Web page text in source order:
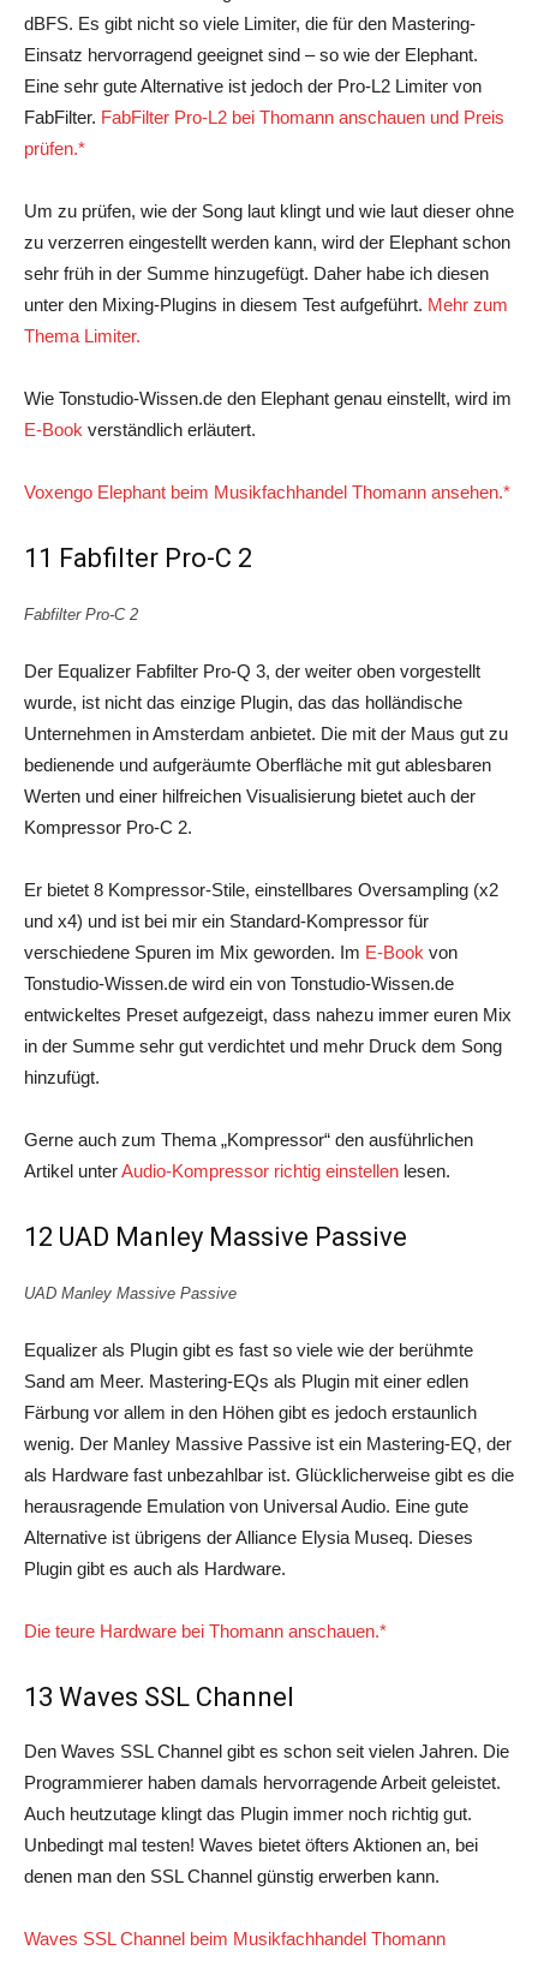
dBFS. Es gibt nicht so viele Limiter, die für den Mastering-
Einsatz hervorragend geeignet sind – so wie der Elephant.
Eine sehr gute Alternative ist jedoch der Pro-L2 Limiter von
FabFilter. FabFilter Pro-L2 bei Thomann anschauen und Preis
prüfen.*
Um zu prüfen, wie der Song laut klingt und wie laut dieser ohne
zu verzerren eingestellt werden kann, wird der Elephant schon
sehr früh in der Summe hinzugefügt. Daher habe ich diesen
unter den Mixing-Plugins in diesem Test aufgeführt. Mehr zum
Thema Limiter.
Wie Tonstudio-Wissen.de den Elephant genau einstellt, wird im
E-Book verständlich erläutert.
Voxengo Elephant beim Musikfachhandel Thomann ansehen.*
11 Fabfilter Pro-C 2
Fabfilter Pro-C 2
Der Equalizer Fabfilter Pro-Q 3, der weiter oben vorgestellt
wurde, ist nicht das einzige Plugin, das das holländische
Unternehmen in Amsterdam anbietet. Die mit der Maus gut zu
bedienende und aufgeräumte Oberfläche mit gut ablesbaren
Werten und einer hilfreichen Visualisierung bietet auch der
Kompressor Pro-C 2.
Er bietet 8 Kompressor-Stile, einstellbares Oversampling (x2
und x4) und ist bei mir ein Standard-Kompressor für
verschiedene Spuren im Mix geworden. Im E-Book von
Tonstudio-Wissen.de wird ein von Tonstudio-Wissen.de
entwickeltes Preset aufgezeigt, dass nahezu immer euren Mix
in der Summe sehr gut verdichtet und mehr Druck dem Song
hinzufügt.
Gerne auch zum Thema „Kompressor“ den ausführlichen
Artikel unterAudio-Kompressor richtig einstellen lesen.
12 UAD Manley Massive Passive
UAD Manley Massive Passive
Equalizer als Plugin gibt es fast so viele wie der berühmte
Sand am Meer. Mastering-EQs als Plugin mit einer edlen
Färbung vor allem in den Höhen gibt es jedoch erstaunlich
wenig. Der Manley Massive Passive ist ein Mastering-EQ, der
als Hardware fast unbezahlbar ist. Glücklicherweise gibt es die
herausragende Emulation von Universal Audio. Eine gute
Alternative ist übrigens der Alliance Elysia Museq. Dieses
Plugin gibt es auch als Hardware.
Die teure Hardware bei Thomann anschauen.*
13 Waves SSL Channel
Den Waves SSL Channel gibt es schon seit vielen Jahren. Die
Programmierer haben damals hervorragende Arbeit geleistet.
Auch heutzutage klingt das Plugin immer noch richtig gut.
Unbedingt mal testen! Waves bietet öfters Aktionen an, bei
denen man den SSL Channel günstig erwerben kann.
Waves SSL Channel beim Musikfachhandel Thomann